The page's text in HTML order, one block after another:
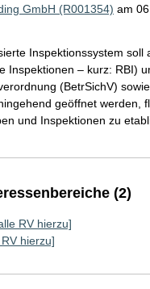
GmbH (R001354) am
Inspektionssystem
Inspektionen – kurz: RBI)
(BetrSichV)
geöffnet werden,
und Inspektionen zu
(2)
RV hierzu]
hierzu]